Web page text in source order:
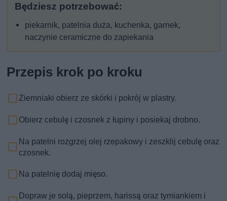
Będziesz potrzebować:
piekarnik, patelnia duża, kuchenka, garnek,
naczynie ceramiczne do zapiekania
Przepis krok po kroku
Ziemniaki obierz ze skórki i pokrój w plastry.
Obierz cebulę i czosnek z łupiny i posiekaj drobno.
Na patelni rozgrzej olej rzepakowy i zeszklij cebulę oraz
czosnek.
Na patelnię dodaj mięso.
Dopraw je solą, pieprzem, harissą oraz tymiankiem i